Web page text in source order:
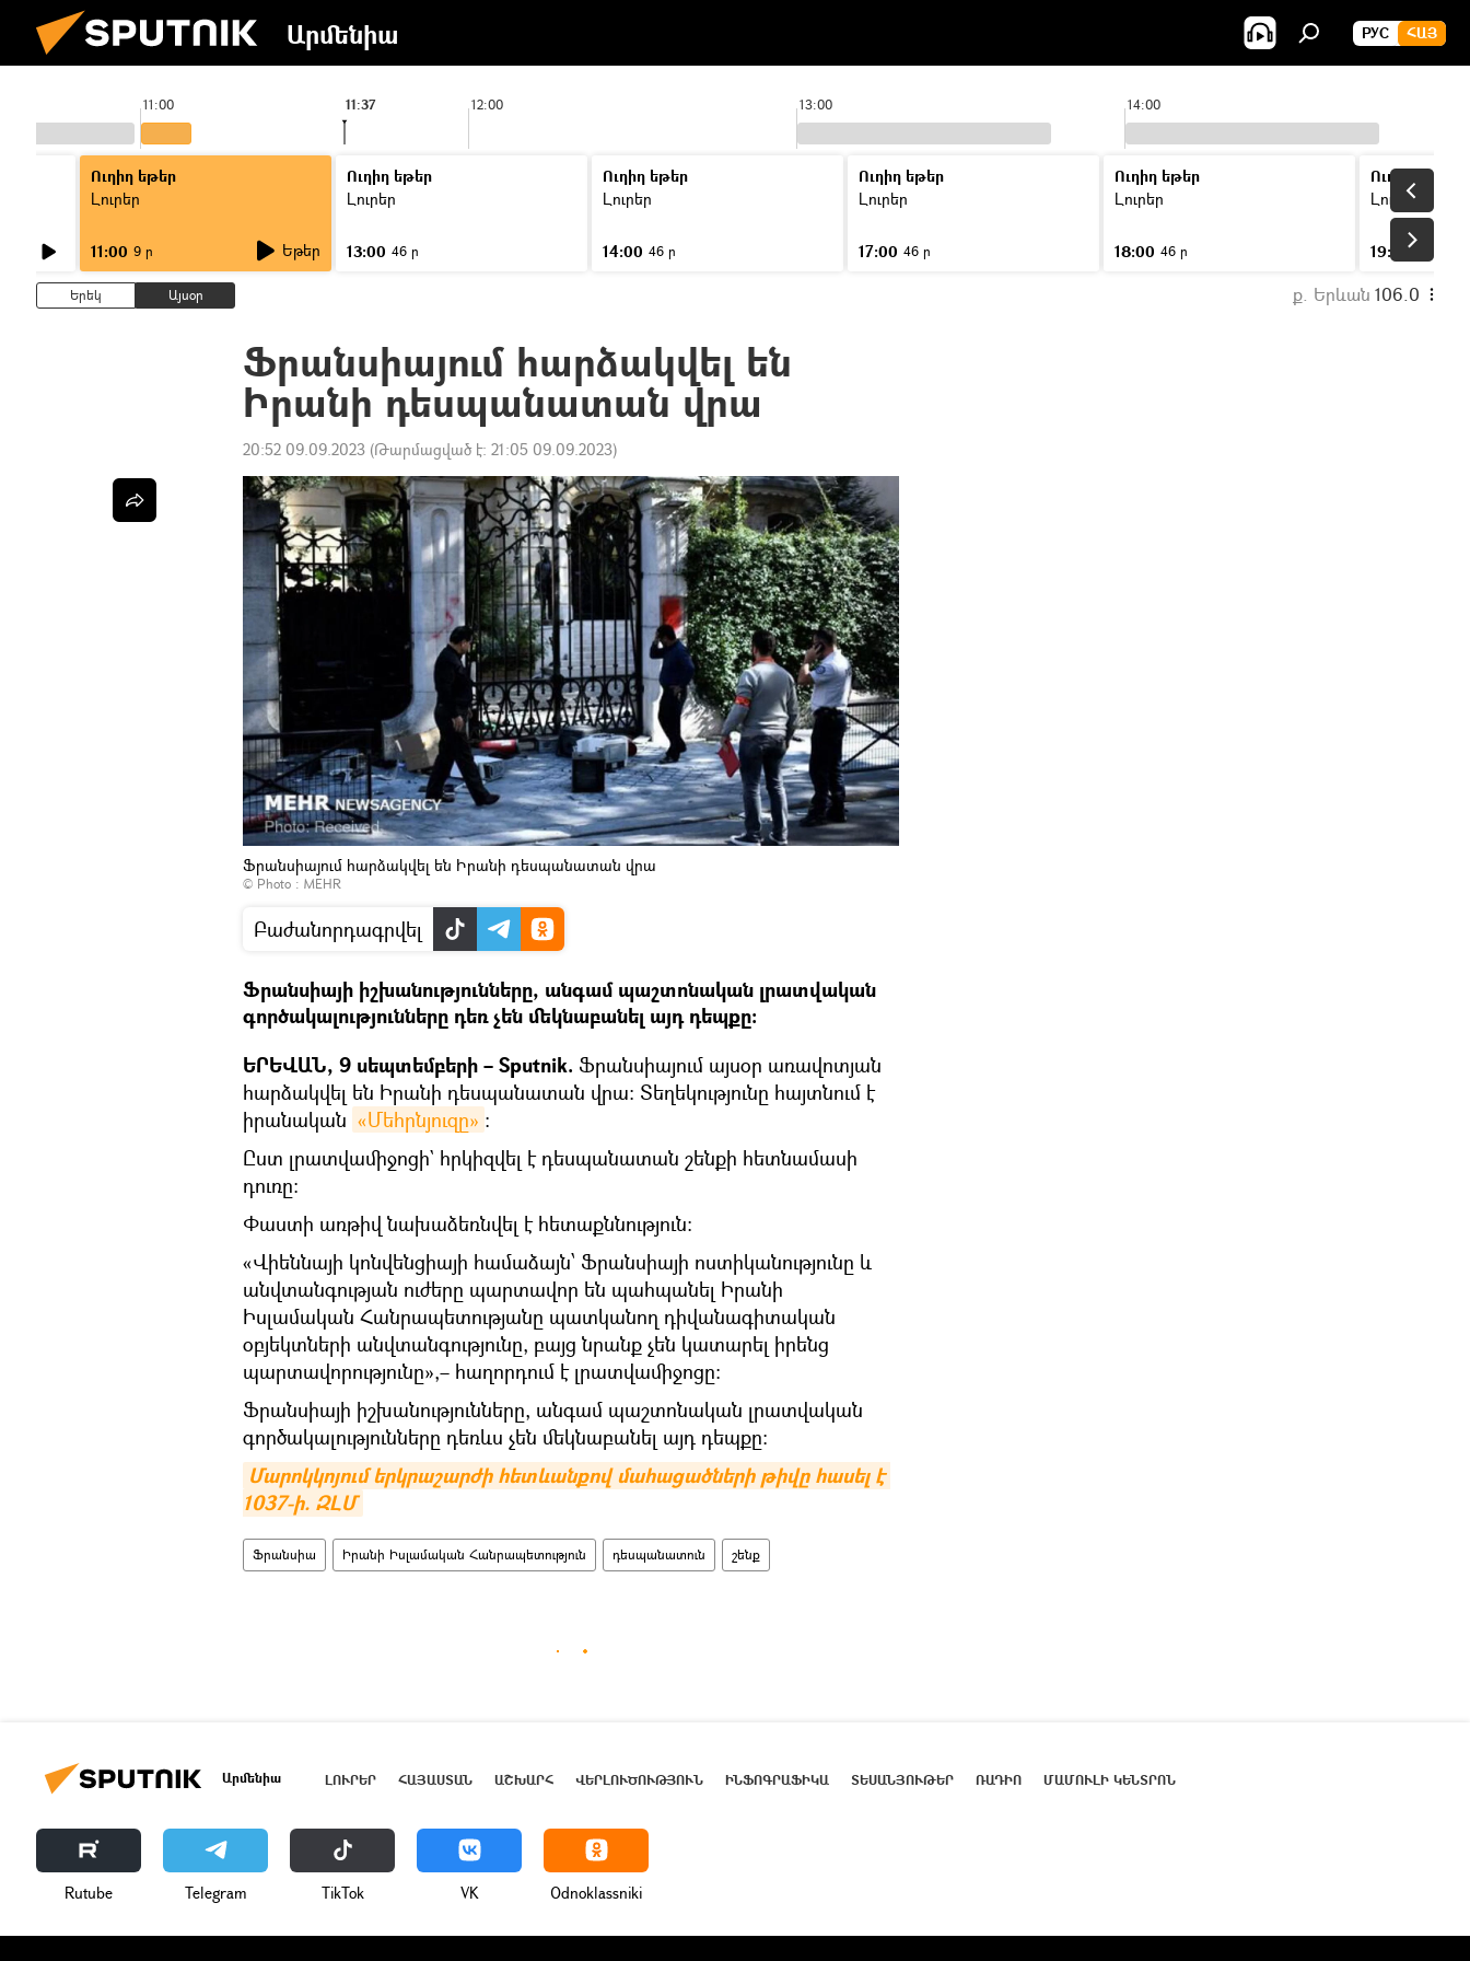
Արմենիա РУС ՀԱՅ
11:00 12:00 13:00 14:00
11:37
Ուղիղ եթեր
Լուրեր
11:00 9 ր Եթեր
Ուղիղ եթեր
Լուրեր
13:00 46 ր
Ուղիղ եթեր
Լուրեր
14:00 46 ր
Ուղիղ եթեր
Լուրեր
17:00 46 ր
Ուղիղ եթեր
Լուրեր
18:00 46 ր
Ուղիղ եթեր
Լուրեր
19:00
Երեկ Այսօր ք. Երևան 106.0
Ֆրանսիայում հարձակվել են
Իրանի դեսպանատան վրա
20:52 09.09.2023 (Թարմացված է: 21:05 09.09.2023)
Ֆրանսիայում հարձակվել են Իրանի դեսպանատան վրա
© Photo : MEHR
Բաժանորդագրվել
Ֆրանսիայի իշխանությունները, անգամ պաշտոնական լրատվական
գործակալությունները դեռ չեն մեկնաբանել այդ դեպքը։
ԵՐԵՎԱՆ, 9 սեպտեմբերի – Sputnik. Ֆրանսիայում այսօր առավոտյան
հարձակվել են Իրանի դեսպանատան վրա։ Տեղեկությունը հայտնում է
իրանական «Մեհրնյուզը» ։
Ըստ լրատվամիջոցի` հրկիզվել է դեսպանատան շենքի հետնամասի
դուռը։
Փաստի առթիվ նախաձեռնվել է հետաքննություն։
«Վիեննայի կոնվենցիայի համաձայն՝ Ֆրանսիայի ոստիկանությունը և
անվտանգության ուժերը պարտավոր են պահպանել Իրանի
Իսլամական Հանրապետությանը պատկանող դիվանագիտական
օբյեկտների անվտանգությունը, բայց նրանք չեն կատարել իրենց
պարտավորությունը»,– հաղորդում է լրատվամիջոցը:
Ֆրանսիայի իշխանությունները, անգամ պաշտոնական լրատվական
գործակալությունները դեռևս չեն մեկնաբանել այդ դեպքը։
Մարոկկոյում երկրաշարժի հետևանքով մահացածների թիվը հասել է
1037-ի. ԶԼՄ
Ֆրանսիա Իրանի Իսլամական Հանրապետություն դեսպանատուն շենք
Արմենիա ԼՈՒՐԵՐ ՀԱՅԱՍՏԱՆ ԱՇԽԱՐՀ ՎԵՐԼՈՒԾՈՒԹՅՈՒՆ ԻՆՖՈԳՐԱՖԻԿԱ ՏԵՍԱՆՅՈՒԹԵՐ ՌԱԴԻՈ ՄԱՄՈՒԼԻ ԿԵՆՏՐՈՆ
Rutube Telegram ТikТоk VK Odnoklassniki